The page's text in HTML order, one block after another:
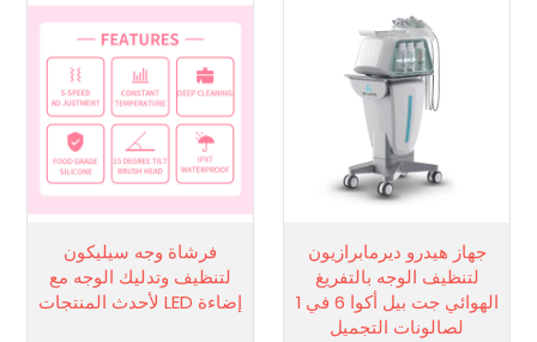
جهاز هيدرو ديرمابرازيون
لتنظيف الوجه بالتفريغ
الهوائي جت بيل أكوا 6 في 1
لصالونات التجميل
فرشاة وجه سيليكون
لتنظيف وتدليك الوجه مع
إضاءة LED لأحدث المنتجات